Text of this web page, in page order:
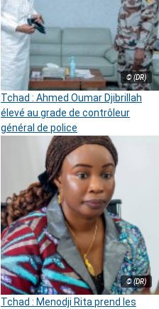
© (DR)
Tchad : Ahmed Oumar Djibrillah
élevé au grade de contrôleur
général de police
© (DR)
Tchad : Menodji Rita prend les